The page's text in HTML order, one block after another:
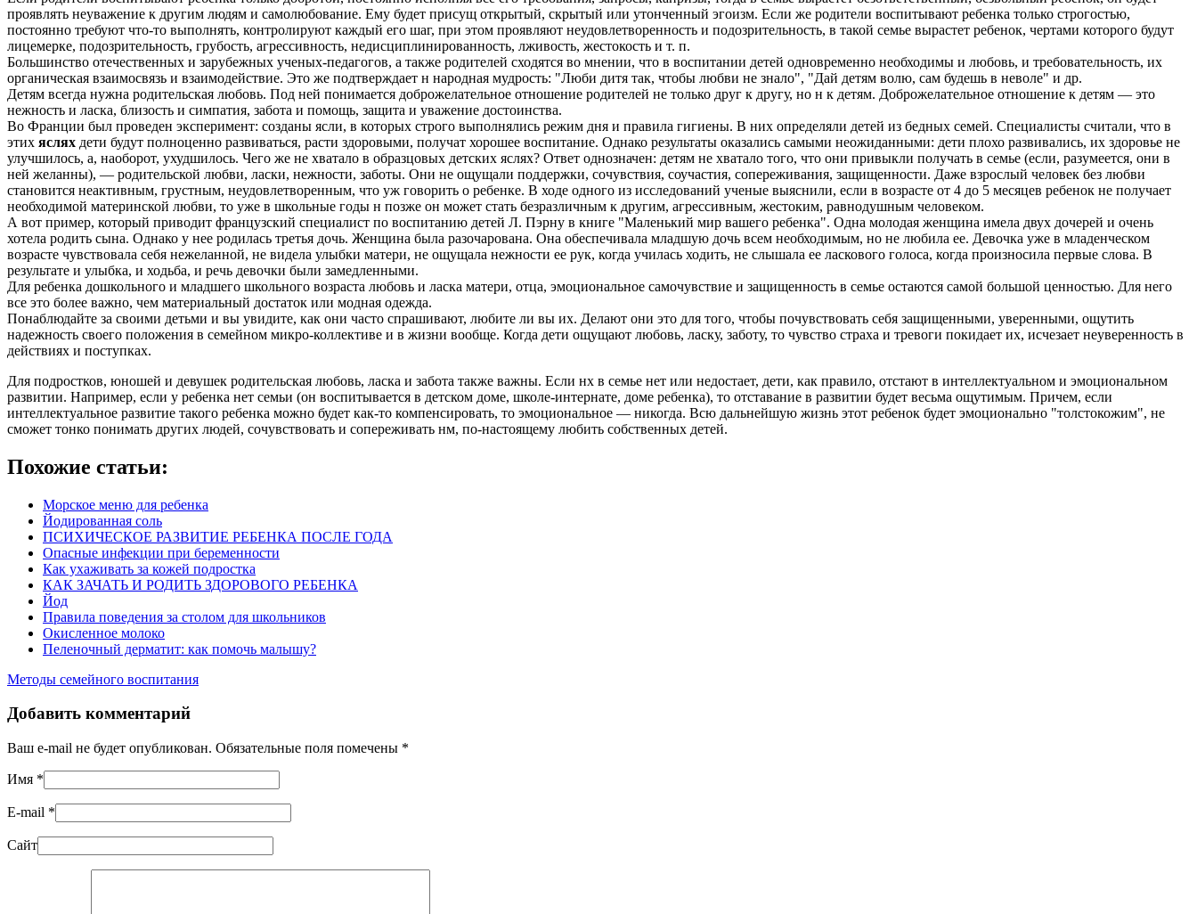
проявлять неуважение к другим людям и самолюбование. Ему будет присущ открытый, скрытый или утонченный эгоизм. Если же родители воспитывают ребенка только строгостью,
постоянно требуют что-то выполнять, контролируют каждый его шаг, при этом проявляют неудовлетворенность и подозрительность, в такой семье вырастет ребенок, чертами которого будут
лицемерке, подозрительность, грубость, агрессивность, недисциплинированность, лживость, жестокость и т. п.
Большинство отечественных и зарубежных ученых-педагогов, а также родителей сходятся во мнении, что в воспитании детей одновременно необходимы и любовь, и требовательность, их
органическая взаимосвязь и взаимодействие. Это же подтверждает н народная мудрость: "Люби дитя так, чтобы любви не знало", "Дай детям волю, сам будешь в неволе" и др.
Детям всегда нужна родительская любовь. Под ней понимается доброжелательное отношение родителей не только друг к другу, но н к детям. Доброжелательное отношение к детям — это
нежность и ласка, близость и симпатия, забота и помощь, защита и уважение достоинства.
Во Франции был проведен эксперимент: созданы ясли, в которых строго выполнялись режим дня и правила гигиены. В них определяли детей из бедных семей. Специалисты считали, что в
этих яслях дети будут полноценно развиваться, расти здоровыми, получат хорошее воспитание. Однако результаты оказались самыми неожиданными: дети плохо развивались, их здоровье не
улучшилось, а, наоборот, ухудшилось. Чего же не хватало в образцовых детских яслях? Ответ однозначен: детям не хватало того, что они привыкли получать в семье (если, разумеется, они в
ней желанны), — родительской любви, ласки, нежности, заботы. Они не ощущали поддержки, сочувствия, соучастия, сопереживания, защищенности. Даже взрослый человек без любви
становится неактивным, грустным, неудовлетворенным, что уж говорить о ребенке. В ходе одного из исследований ученые выяснили, если в возрасте от 4 до 5 месяцев ребенок не получает
необходимой материнской любви, то уже в школьные годы н позже он может стать безразличным к другим, агрессивным, жестоким, равнодушным человеком.
А вот пример, который приводит французский специалист по воспитанию детей Л. Пэрну в книге "Маленький мир вашего ребенка". Одна молодая женщина имела двух дочерей и очень
хотела родить сына. Однако у нее родилась третья дочь. Женщина была разочарована. Она обеспечивала младшую дочь всем необходимым, но не любила ее. Девочка уже в младенческом
возрасте чувствовала себя нежеланной, не видела улыбки матери, не ощущала нежности ее рук, когда училась ходить, не слышала ее ласкового голоса, когда произносила первые слова. В
результате и улыбка, и ходьба, и речь девочки были замедленными.
Для ребенка дошкольного и младшего школьного возраста любовь и ласка матери, отца, эмоциональное самочувствие и защищенность в семье остаются самой большой ценностью. Для него
все это более важно, чем материальный достаток или модная одежда.
Понаблюдайте за своими детьми и вы увидите, как они часто спрашивают, любите ли вы их. Делают они это для того, чтобы почувствовать себя защищенными, уверенными, ощутить
надежность своего положения в семейном микро-коллективе и в жизни вообще. Когда дети ощущают любовь, ласку, заботу, то чувство страха и тревоги покидает их, исчезает неуверенность в
действиях и поступках.
Для подростков, юношей и девушек родительская любовь, ласка и забота также важны. Если нх в семье нет или недостает, дети, как правило, отстают в интеллектуальном и эмоциональном
развитии. Например, если у ребенка нет семьи (он воспитывается в детском доме, школе-интернате, доме ребенка), то отставание в развитии будет весьма ощутимым. Причем, если
интеллектуальное развитие такого ребенка можно будет как-то компенсировать, то эмоциональное — никогда. Всю дальнейшую жизнь этот ребенок будет эмоционально "толстокожим", не
сможет тонко понимать других людей, сочувствовать и сопереживать нм, по-настоящему любить собственных детей.
Похожие статьи:
Морское меню для ребенка
Йодированная соль
ПСИХИЧЕСКОЕ РАЗВИТИЕ РЕБЕНКА ПОСЛЕ ГОДА
Опасные инфекции при беременности
Как ухаживать за кожей подростка
КАК ЗАЧАТЬ И РОДИТЬ ЗДОРОВОГО РЕБЕНКА
Йод
Правила поведения за столом для школьников
Окисленное молоко
Пеленочный дерматит: как помочь малышу?
Методы семейного воспитания
Добавить комментарий
Ваш e-mail не будет опубликован. Обязательные поля помечены *
Имя *
E-mail *
Сайт